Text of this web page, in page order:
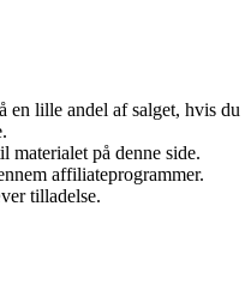
lille andel af salget, hvis du
på denne side.
affiliateprogrammer.
tilladelse.